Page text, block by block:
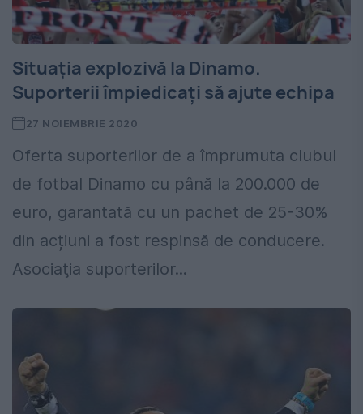
Situația explozivă la Dinamo.
Suporterii împiedicați să ajute echipa
27 NOIEMBRIE 2020
Oferta suporterilor de a împrumuta clubul
de fotbal Dinamo cu până la 200.000 de
euro, garantată cu un pachet de 25-30%
din acțiuni a fost respinsă de conducere.
Asociaţia suporterilor...